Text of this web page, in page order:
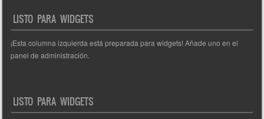
LISTO PARA WIDGETS
¡Esta columna izquierda está preparada para widgets! Añade uno en el
panel de administración.
LISTO PARA WIDGETS